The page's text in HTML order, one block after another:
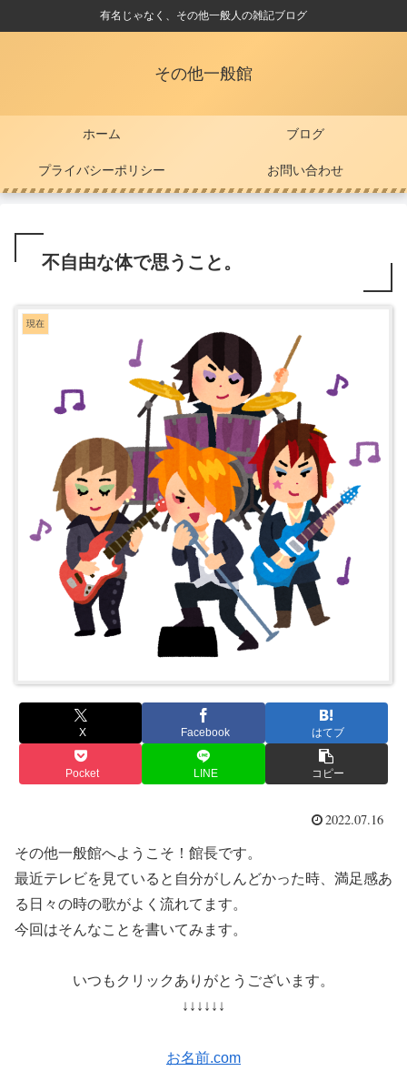
有名じゃなく、その他一般人の雑記ブログ
その他一般館
ホーム ブログ
プライバシーポリシー お問い合わせ
不自由な体で思うこと。
現在
X Facebook はてブ
Pocket LINE コピー
2022.07.16
その他一般館へようこそ！館長です。
最近テレビを見ていると自分がしんどかった時、満足感あ
る日々の時の歌がよく流れてます。
今回はそんなことを書いてみます。
いつもクリックありがとうございます。
↓↓↓↓↓↓
お名前.com